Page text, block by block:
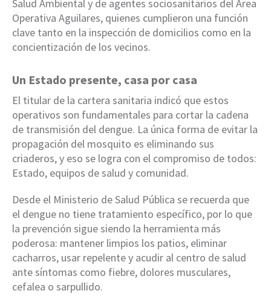
Salud Ambiental y de agentes sociosanitarios del Área
Operativa Aguilares, quienes cumplieron una función
clave tanto en la inspección de domicilios como en la
concientización de los vecinos.
Un Estado presente, casa por casa
El titular de la cartera sanitaria indicó que estos
operativos son fundamentales para cortar la cadena
de transmisión del dengue. La única forma de evitar la
propagación del mosquito es eliminando sus
criaderos, y eso se logra con el compromiso de todos:
Estado, equipos de salud y comunidad.
Desde el Ministerio de Salud Pública se recuerda que
el dengue no tiene tratamiento específico, por lo que
la prevención sigue siendo la herramienta más
poderosa: mantener limpios los patios, eliminar
cacharros, usar repelente y acudir al centro de salud
ante síntomas como fiebre, dolores musculares,
cefalea o sarpullido.